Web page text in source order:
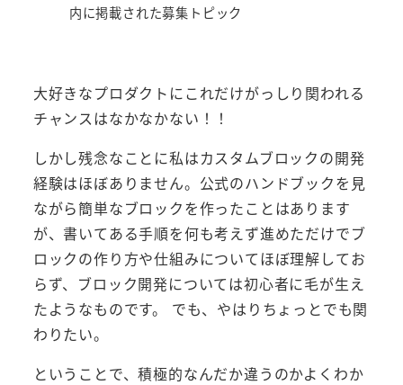
内に掲載された募集トピック
大好きなプロダクトにこれだけがっしり関われる
チャンスはなかなかない！！
しかし残念なことに私はカスタムブロックの開発
経験はほぼありません。公式のハンドブックを見
ながら簡単なブロックを作ったことはあります
が、書いてある手順を何も考えず進めただけでブ
ロックの作り方や仕組みについてほぼ理解してお
らず、ブロック開発については初心者に毛が生え
たようなものです。 でも、やはりちょっとでも関
わりたい。
ということで、積極的なんだか違うのかよくわか